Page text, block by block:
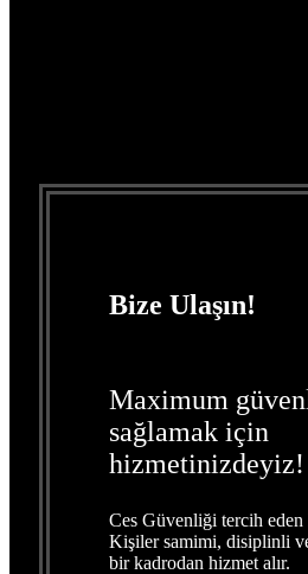
Bize Ulaşın!
Maximum
sağlamak için
hizmetinizdeyiz!
Ces Güvenliği tercih eden
Kişiler samimi, disiplinli
bir kadrodan hizmet alır.